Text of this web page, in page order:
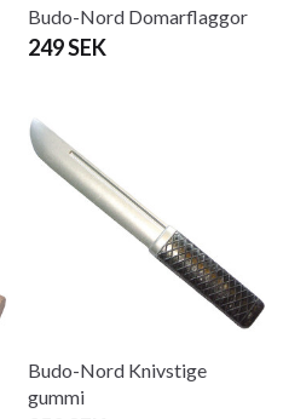
Budo-Nord Domarflaggor
249 SEK
Budo-Nord Knivstige
gummi